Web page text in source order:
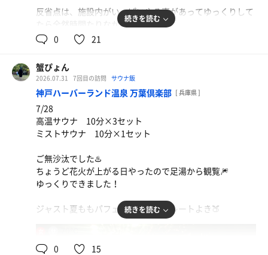
反省点は、施設内がいっぱいやる事があってゆっくりして
たら全然時間たりなかったです。
塩サウナと湯治行けなかったので絶対にリベンジ🙌
あと、館内着が派手で普通なら浮くはずなのに、
館内ではすっかり馴染んで
もはや私服でご飯やさんで食べてる方々の方が浮いてて変
な感じでした😂
なにけんビーバーかわいい🦫🤙
スヌーピー×サウナイキタイのコラボ冊子もゲット
ステッカーは終了してました、残念！
続きを読む
0 21
蟹ぴょん
2026.07.31 7回目の訪問 サウナ飯
神戸ハーバーランド温泉 万葉倶楽部 [ 兵庫県 ]
7/28
高温サウナ 10分×3セット
ミストサウナ 10分×1セット
ご無沙汰でした♨️
ちょうど花火が上がる日やったので足湯から観覧🎆
ゆっくりできました！
ジャスト夏ももパフェとお誕生日プレートよき🍑
続きを読む
0 15